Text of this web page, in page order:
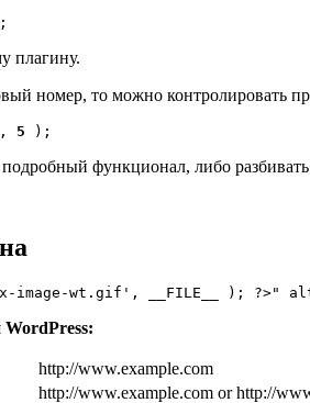
плагину.
номер, то можно контролировать
5 );
функционал, либо
image-wt.gif', __FILE__ ); ?>"
http://www.example.com
http://www.example.com or http://